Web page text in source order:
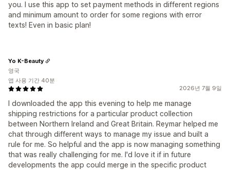
you. I use this app to set payment methods in different regions
and minimum amount to order for some regions with error
texts! Even in basic plan!
2026년 7월 9일
I downloaded the app this evening to help me manage
shipping restrictions for a particular product collection
between Northern Ireland and Great Britain. Reymar helped me
chat through different ways to manage my issue and built a
rule for me. So helpful and the app is now managing something
that was really challenging for me. I'd love it if in future
developments the app could merge in the specific product
Yo K-Beauty
영국
앱 사용 기간 40분